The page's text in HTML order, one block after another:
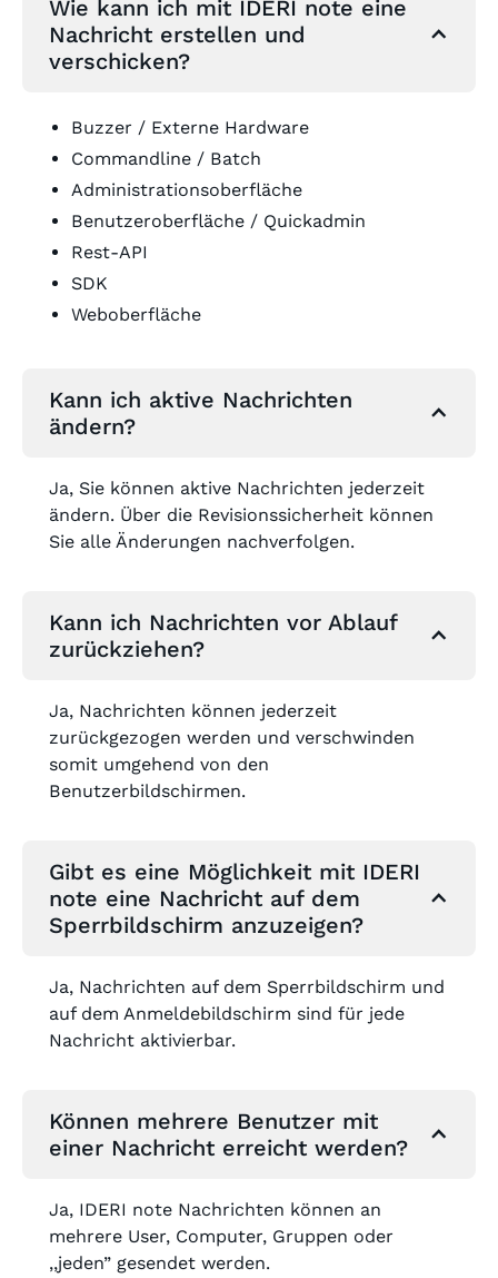
Wie kann ich mit IDERI note eine
Nachricht erstellen und
verschicken?
Buzzer / Externe Hardware
Commandline / Batch
Administrationsoberfläche
Benutzeroberfläche / Quickadmin
Rest-API
SDK
Weboberfläche
Kann ich aktive Nachrichten
ändern?
Ja, Sie können aktive Nachrichten jederzeit
ändern. Über die Revisionssicherheit können
Sie alle Änderungen nachverfolgen.
Kann ich Nachrichten vor Ablauf
zurückziehen?
Ja, Nachrichten können jederzeit
zurückgezogen werden und verschwinden
somit umgehend von den
Benutzerbildschirmen.
Gibt es eine Möglichkeit mit IDERI
note eine Nachricht auf dem
Sperrbildschirm anzuzeigen?
Ja, Nachrichten auf dem Sperrbildschirm und
auf dem Anmeldebildschirm sind für jede
Nachricht aktivierbar.
Können mehrere Benutzer mit
einer Nachricht erreicht werden?
Ja, IDERI note Nachrichten können an
mehrere User, Computer, Gruppen oder
,,jeden” gesendet werden.